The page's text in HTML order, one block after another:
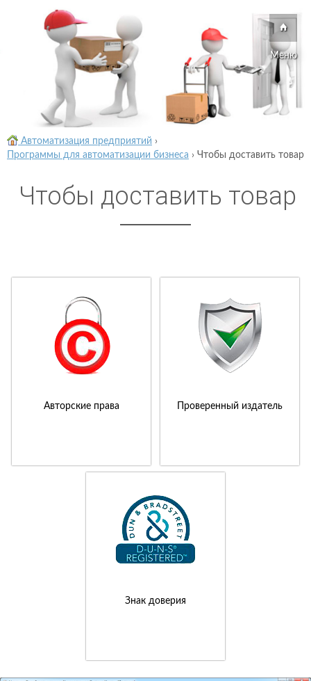
Меню
Автоматизация предприятий ›
Программы для автоматизации бизнеса › Чтобы доставить товар
Чтобы доставить товар
Авторские права Проверенный издатель
Знак доверия